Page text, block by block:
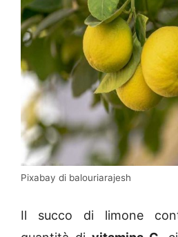
Pixabay di balouriarajesh
Il succo di limone